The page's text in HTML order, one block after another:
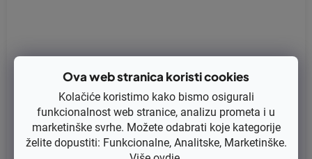
Ova web stranica koristi cookies
Kolačiće koristimo kako bismo osigurali
funkcionalnost web stranice, analizu prometa i u
marketinške svrhe. Možete odabrati koje kategorije
želite dopustiti: Funkcionalne, Analitske, Marketinške.